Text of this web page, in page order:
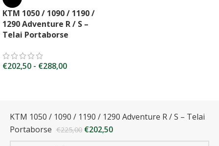
KTM 1050 / 1090 / 1190 /
1290 Adventure R / S –
Telai Portaborse
€202,50 - €288,00
KTM 1050 / 1090 / 1190 / 1290 Adventure R / S – Telai
Portaborse €225,00 €202,50